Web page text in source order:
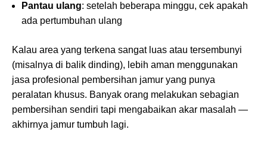
Pantau ulang: setelah beberapa minggu, cek apakah
ada pertumbuhan ulang
Kalau area yang terkena sangat luas atau tersembunyi
(misalnya di balik dinding), lebih aman menggunakan
jasa profesional pembersihan jamur yang punya
peralatan khusus. Banyak orang melakukan sebagian
pembersihan sendiri tapi mengabaikan akar masalah —
akhirnya jamur tumbuh lagi.